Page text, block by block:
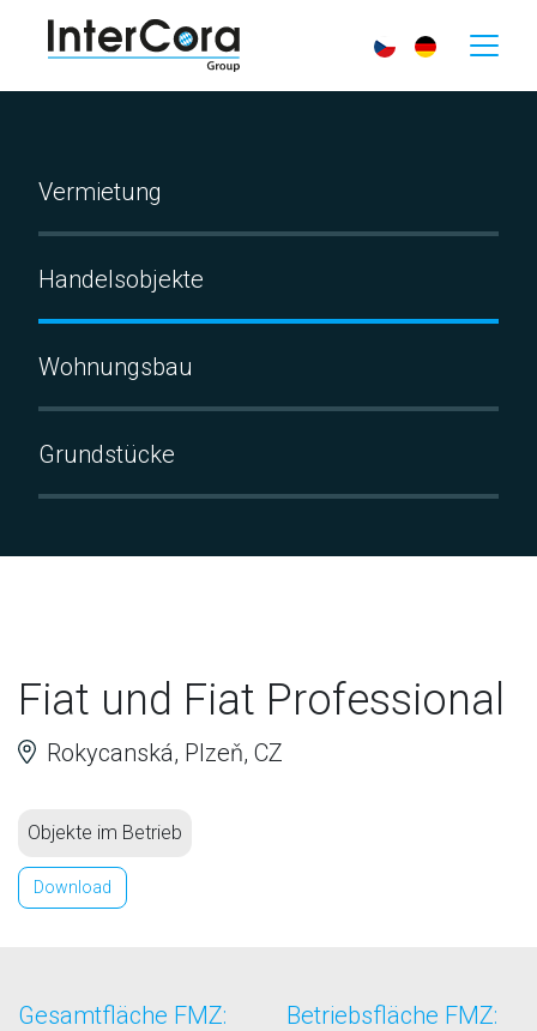
Vermietung
Handelsobjekte
Wohnungsbau
Grundstücke
Fiat und Fiat Professional
Rokycanská, Plzeň, CZ
Objekte im Betrieb
Download
Gesamtfläche FMZ: Betriebsfläche FMZ: